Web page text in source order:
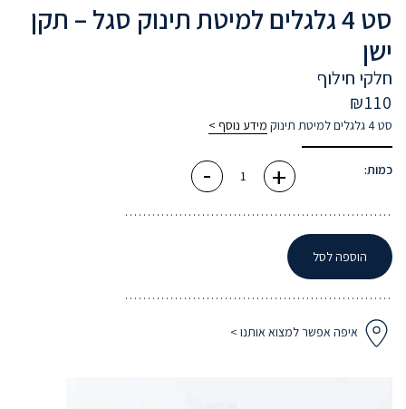
סט 4 גלגלים למיטת תינוק סגל – תקן
ישן
חלקי חילוף
₪110
סט 4 גלגלים למיטת תינוק מידע נוסף >
כמות: - של
גלגלים
+
הוספה לסל
איפה אפשר למצוא אותנו >